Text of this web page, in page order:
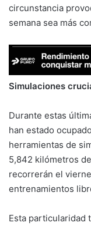
circunstancia
semana sea más
Simulaciones
Durante estas
han estado
herramientas de
5,842 kilómetros
recorrerán el
entrenamientos
Esta particularidad